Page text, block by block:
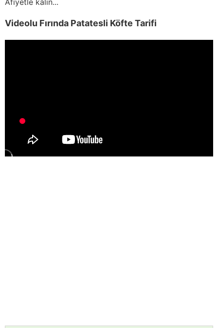
Videolu Fırında Patatesli Köfte Tarifi